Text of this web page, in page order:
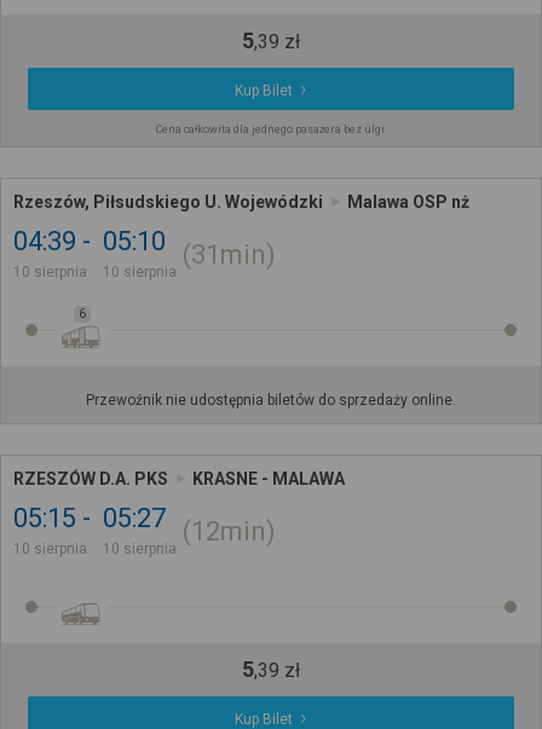
5,39 zł
Kup Bilet
Cena całkowita dla jednego pasażera bez ulgi
Rzeszów, Piłsudskiego U. Wojewódzki Malawa OSP nż
04:39
10 sierpnia
05:10
10 sierpnia
31min
6
Przewoźnik nie udostępnia biletów do sprzedaży online.
RZESZÓW D.A. PKS KRASNE - MALAWA
05:15
10 sierpnia
05:27
10 sierpnia
12min
5,39 zł
Kup Bilet